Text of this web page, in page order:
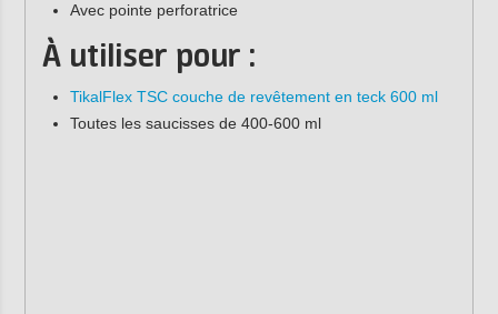
Avec pointe perforatrice
À utiliser pour :
TikalFlex TSC couche de revêtement en teck 600 ml
Toutes les saucisses de 400-600 ml